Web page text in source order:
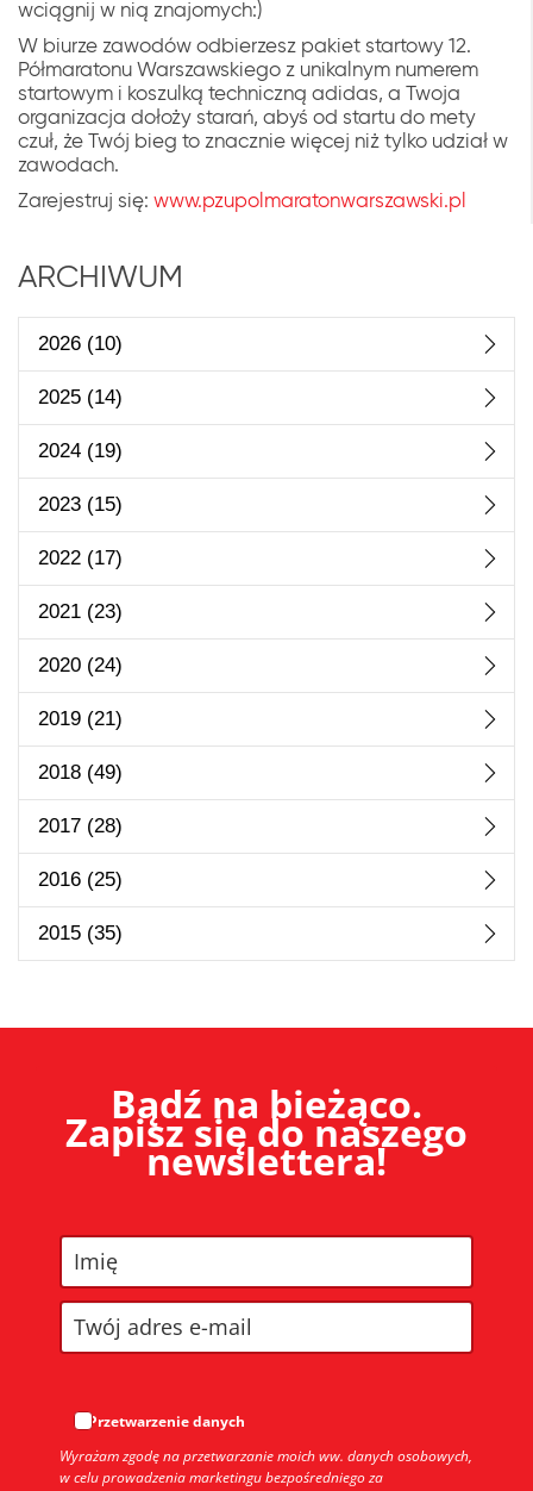
wciągnij w nią znajomych:)
W biurze zawodów odbierzesz pakiet startowy 12.
Półmaratonu Warszawskiego z unikalnym numerem
startowym i koszulką techniczną adidas, a Twoja
organizacja dołoży starań, abyś od startu do mety
czuł, że Twój bieg to znacznie więcej niż tylko udział w
zawodach.
Zarejestruj się: www.pzupolmaratonwarszawski.pl
ARCHIWUM
2026 (10)
2025 (14)
2024 (19)
2023 (15)
2022 (17)
2021 (23)
2020 (24)
2019 (21)
2018 (49)
2017 (28)
2016 (25)
2015 (35)
Bądź na bieżąco.
Zapisz się do naszego
newslettera!
Przetwarzenie danych
Wyrażam zgodę na przetwarzanie moich ww. danych osobowych,
w celu prowadzenia marketingu bezpośredniego za